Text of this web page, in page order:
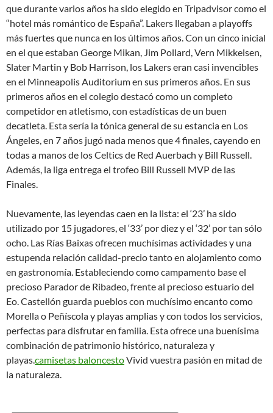
que durante varios años ha sido elegido en Tripadvisor como el
“hotel más romántico de España”. Lakers llegaban a playoffs
más fuertes que nunca en los últimos años. Con un cinco inicial
en el que estaban George Mikan, Jim Pollard, Vern Mikkelsen,
Slater Martin y Bob Harrison, los Lakers eran casi invencibles
en el Minneapolis Auditorium en sus primeros años. En sus
primeros años en el colegio destacó como un completo
competidor en atletismo, con estadísticas de un buen
decatleta. Esta sería la tónica general de su estancia en Los
Ángeles, en 7 años jugó nada menos que 4 finales, cayendo en
todas a manos de los Celtics de Red Auerbach y Bill Russell.
Además, la liga entrega el trofeo Bill Russell MVP de las
Finales.
Nuevamente, las leyendas caen en la lista: el ‘23’ ha sido
utilizado por 15 jugadores, el ‘33’ por diez y el ‘32’ por tan sólo
ocho. Las Rías Baixas ofrecen muchísimas actividades y una
estupenda relación calidad-precio tanto en alojamiento como
en gastronomía. Estableciendo como campamento base el
precioso Parador de Ribadeo, frente al precioso estuario del
Eo. Castellón guarda pueblos con muchísimo encanto como
Morella o Peñíscola y playas amplias y con todos los servicios,
perfectas para disfrutar en familia. Esta ofrece una buenísima
combinación de patrimonio histórico, naturaleza y
playas.camisetas baloncestoVivid vuestra pasión en mitad de
la naturaleza.